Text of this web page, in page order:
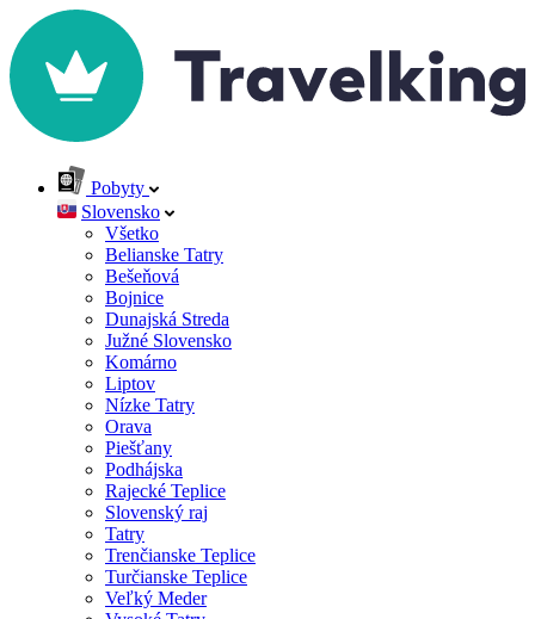
Pobyty
Slovensko
Všetko
Belianske Tatry
Bešeňová
Bojnice
Dunajská Streda
Južné Slovensko
Komárno
Liptov
Nízke Tatry
Orava
Piešťany
Podhájska
Rajecké Teplice
Slovenský raj
Tatry
Trenčianske Teplice
Turčianske Teplice
Veľký Meder